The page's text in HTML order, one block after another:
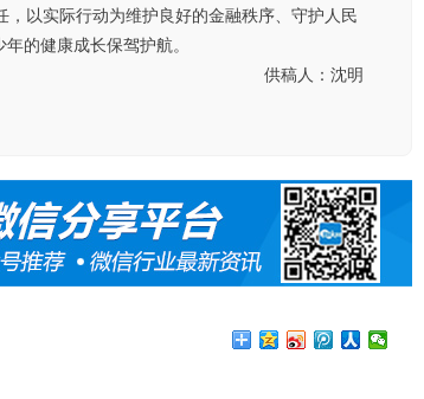
以实际行动为维护良好的金融秩序、守护人民
的健康成长保驾护航。
供稿人：沈明